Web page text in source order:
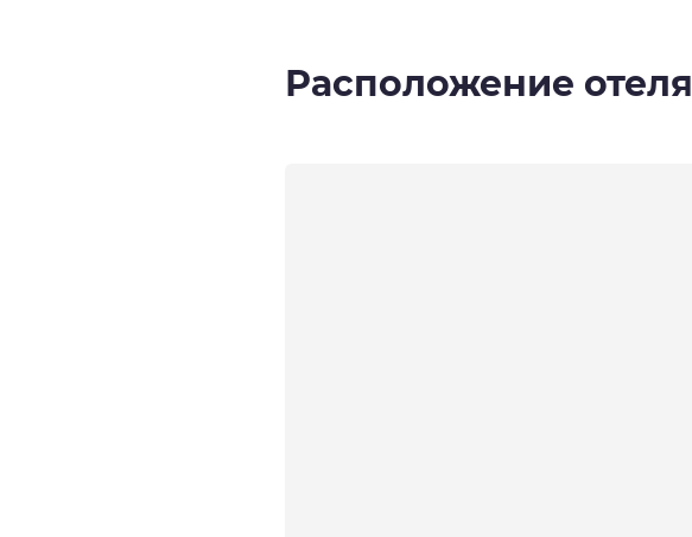
Расположение отеля